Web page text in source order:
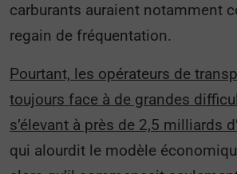
carburants auraient notamment
regain de fréquentation.
Pourtant, les opérateurs de
toujours face à de grandes
s’élevant à près de 2,5 milliards
qui alourdit le modèle